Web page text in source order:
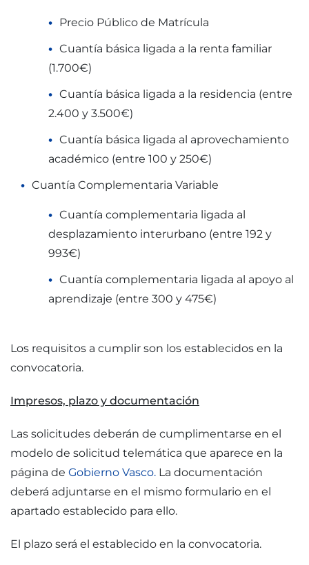
Precio Público de Matrícula
Cuantía básica ligada a la renta familiar
(1.700€)
Cuantía básica ligada a la residencia (entre
2.400 y 3.500€)
Cuantía básica ligada al aprovechamiento
académico (entre 100 y 250€)
Cuantía Complementaria Variable
Cuantía complementaria ligada al
desplazamiento interurbano (entre 192 y
993€)
Cuantía complementaria ligada al apoyo al
aprendizaje (entre 300 y 475€)
Los requisitos a cumplir son los establecidos en la
convocatoria.
Impresos, plazo y documentación
Las solicitudes deberán de cumplimentarse en el
modelo de solicitud telemática que aparece en la
página de Gobierno Vasco. La documentación
deberá adjuntarse en el mismo formulario en el
apartado establecido para ello.
El plazo será el establecido en la convocatoria.